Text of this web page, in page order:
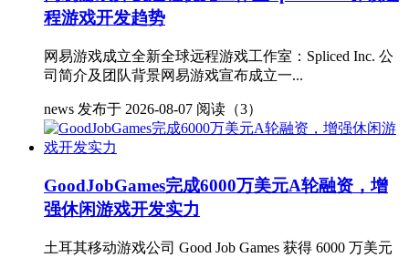
程游戏开发趋势
网易游戏成立全新全球远程游戏工作室：Spliced Inc. 公
司简介及团队背景网易游戏宣布成立一...
news 发布于 2026-08-07 阅读（3）
GoodJobGames完成6000万美元A轮融资，增
强休闲游戏开发实力
土耳其移动游戏公司 Good Job Games 获得 6000 万美元